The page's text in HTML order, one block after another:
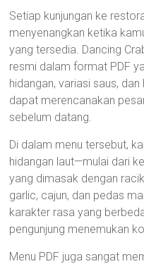
Setiap kunjungan ke
menyenangkan ketika
yang tersedia. Dancing
resmi dalam format PDF
hidangan, variasi saus,
dapat merencanakan
sebelum datang.
Di dalam menu tersebut,
hidangan laut—mulai dari
yang dimasak dengan
garlic, cajun, dan pedas
karakter rasa yang
pengunjung menemukan
Menu PDF juga sangat